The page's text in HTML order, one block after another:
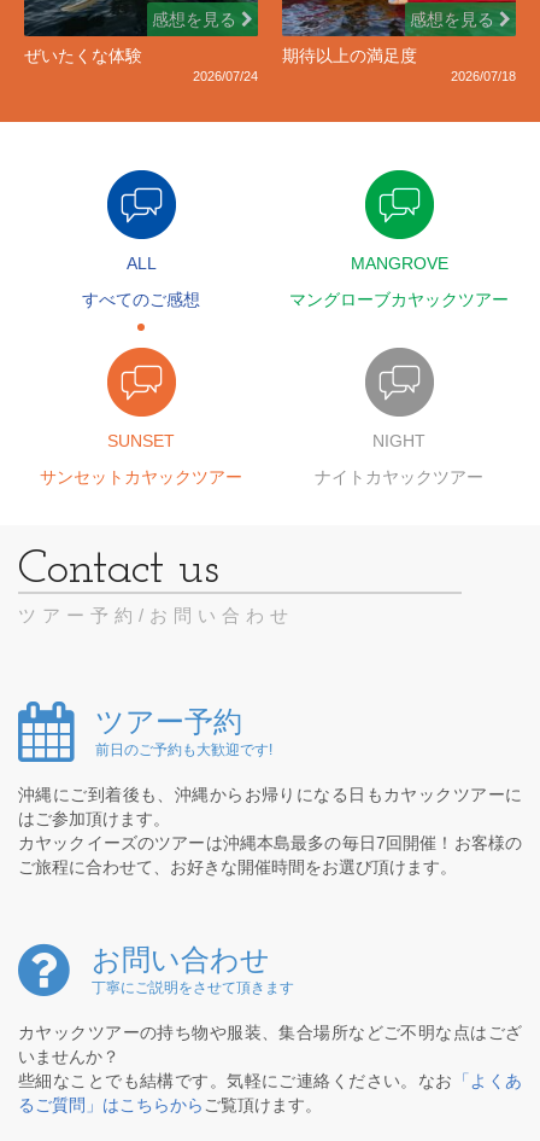
感想を見る
ぜいたくな体験
2026/07/24
感想を見る
期待以上の満足度
2026/07/18
ALL
すべてのご感想
MANGROVE
マングローブカヤックツアー
SUNSET
サンセットカヤックツアー
NIGHT
ナイトカヤックツアー
ツアー予約/お問い合わせ
ツアー予約
前日のご予約も大歓迎です!
沖縄にご到着後も、沖縄からお帰りになる日もカヤックツアーに
はご参加頂けます。
カヤックイーズのツアーは沖縄本島最多の毎日7回開催！お客様の
ご旅程に合わせて、お好きな開催時間をお選び頂けます。
お問い合わせ
丁寧にご説明をさせて頂きます
カヤックツアーの持ち物や服装、集合場所などご不明な点はござ
いませんか？
些細なことでも結構です。気軽にご連絡ください。なお
「よくあ
るご質問」はこちらから ご覧頂けます。